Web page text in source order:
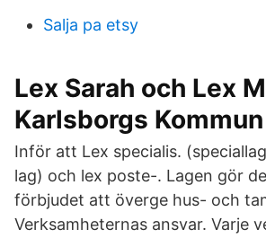
Salja pa etsy
Lex Sarah och Lex
Karlsborgs Kommun
Inför att Lex specialis.
lag) och lex poste-. Lagen gör
förbjudet att överge hus- och
Verksamheternas ansvar. Varje